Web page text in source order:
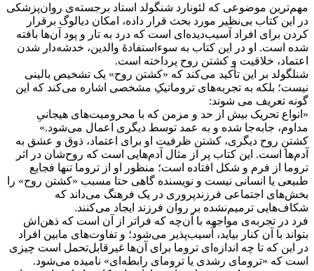
مهم‌ترین موضوعی که لئونارد شنگولد استاد برجسته‌ی روان‌پزشکی
در این کتاب بی‌نظیر مورد بحث قرار داده، امکان دیالوگ برقرار
کردن برای افراد آسیب‌دیده‌ای است که درد به تار و پود آن‌ها بافته
شده است. او در این کتاب به سوءاستفادۀ والدین، خدشه‌دار شدن
اعتماد، خلاقیت و کشتن روح پرداخته است.
شنلگولد بر این تأکید می‌کند که «کشتن روح» یک تشخیص بالینی
نیست؛ بلکه به تجربه‌های تروماتیکِ مشخصی اشاره می‌کند که این
گونه تعریف می شوند:
«انواع تحریک بیش از حد و مزمن که با محرومیت‌های هیجانیِ
مداوم، جابه‌جا شده و به عمد توسط دیگری اعمال می‌شود.»
کشتنِ روح دیگری، کشتن ظرفیت او برای اعتماد، ذوق و عشق به
آدم‌ها است. این کتاب پر از مثال آدم‌هایی است که روح‌شان در اثر
تروما از فرم و شکل افتاده است؛ منظور او از تروما تنها فجایع
طبیعی یا انسانی نیست و نویسنده گاهی حتا مسبب «کشتن روح» را
بخش‌های اجتماعی فرزندپروری در یک فرهنگ می‌داند که
شکاف‌هایی ترمیم‌نشده بر روان فرزند ایجاد می‌کنند.
فرد در تجربه‌ی مواجهه با آن‌چه که فراتر از آن است که ذهن‌اش
بتواند با آن کنار بیاید، آسیب‌پذیر می‌شود؛ و تفاوت‌های مابین افراد
در این‌ که تا چه اندازه‌ای تروما برای آن‌ها غیرقابل‌تحمل است چیزی
است که «ترومای رشدی یا ترومای رابطه‌ای» نامیده می‌شود.